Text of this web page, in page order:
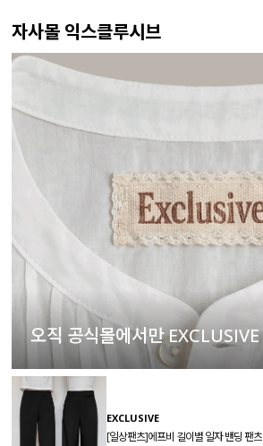
자사몰 익스클루시브
오직 공식몰에서만 EXCLUSIVE
EXCLUSIVE
[일상팬츠]에프비 길이별 일자 밴딩 팬츠